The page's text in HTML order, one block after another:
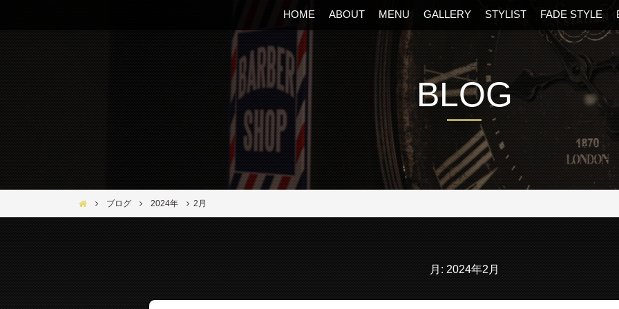
HOME ABOUT MENU GALLERY STYLIST FADE STYLE
BLOG
Bar Ber Shop REGALO【バーバーショップ レガロ】- 大阪・福島区の美容室
ブログ 2024年 2月
月: 2024年2月